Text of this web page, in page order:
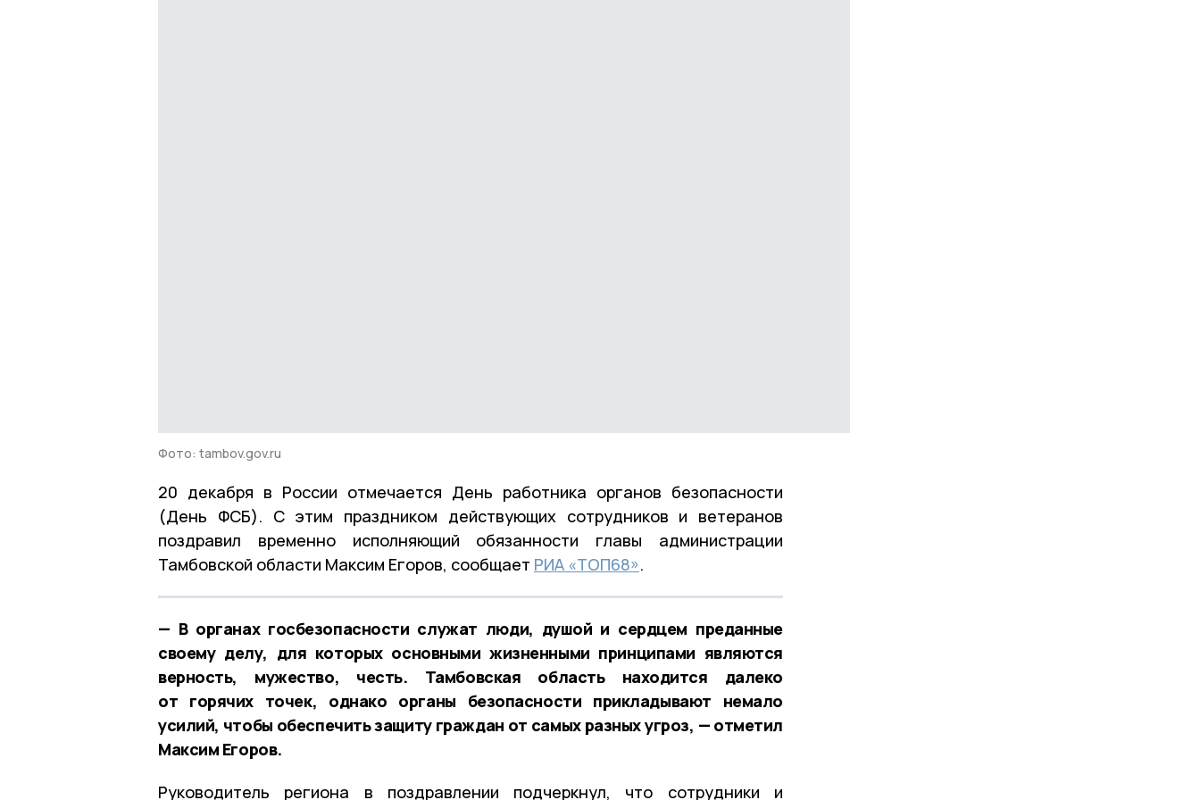
Фото: tambov.gov.ru
20 декабря в России отмечается День работника органов безопасности
(День ФСБ). С этим праздником действующих сотрудников и ветеранов
поздравил временно исполняющий обязанности главы администрации
Тамбовской области Максим Егоров, сообщает РИА «ТОП68».
— В органах госбезопасности служат люди, душой и сердцем преданные
своему делу, для которых основными жизненными принципами являются
верность, мужество, честь. Тамбовская область находится далеко
от горячих точек, однако органы безопасности прикладывают немало
усилий, чтобы обеспечить защиту граждан от самых разных угроз, — отметил
Максим Егоров.
Руководитель региона в поздравлении подчеркнул, что сотрудники и